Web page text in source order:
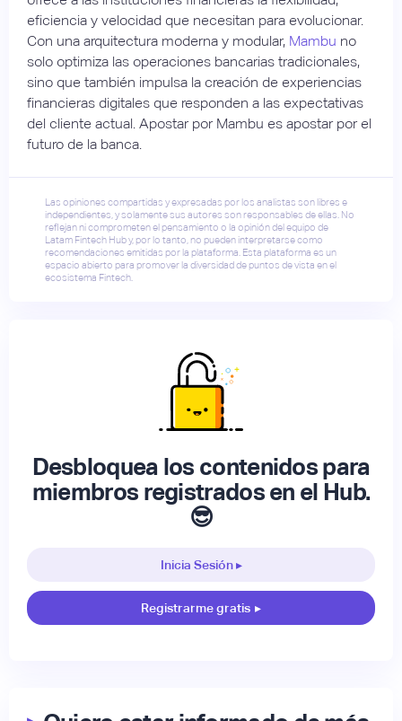
eficiencia y velocidad que necesitan para evolucionar.
Con una arquitectura moderna y modular, Mambu no
solo optimiza las operaciones bancarias tradicionales,
sino que también impulsa la creación de experiencias
financieras digitales que responden a las expectativas
del cliente actual. Apostar por Mambu es apostar por el
futuro de la banca.
Las opiniones compartidas y expresadas por los analistas son libres e
independientes, y solamente sus autores son responsables de ellas. No
reflejan ni comprometen el pensamiento o la opinión del equipo de
Latam Fintech Hub y, por lo tanto, no pueden interpretarse como
recomendaciones emitidas por la plataforma. Esta plataforma es un
espacio abierto para promover la diversidad de puntos de vista en el
ecosistema Fintech.
Desbloquea los contenidos para
miembros registrados en el Hub.
😎
Inicia Sesión ▸
Registrarme gratis ▸